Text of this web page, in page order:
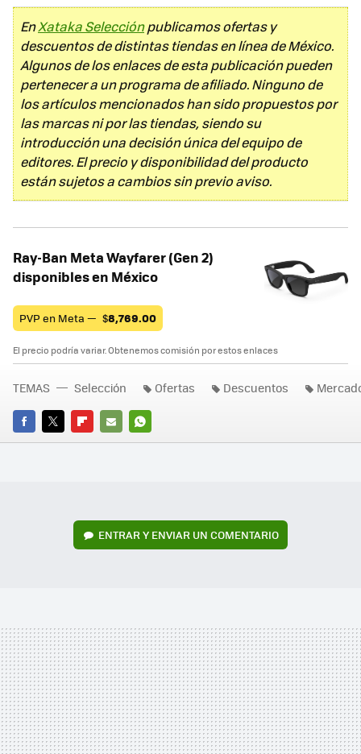
EnXataka Selecciónpublicamos ofertas y
descuentos de distintas tiendas en línea de México.
Algunos de los enlaces de esta publicación pueden
pertenecer a un programa de afiliado. Ninguno de
los artículos mencionados han sido propuestos por
las marcas ni por las tiendas, siendo su
introducción una decisión única del equipo de
editores. El precio y disponibilidad del producto
están sujetos a cambios sin previo aviso.
Ray-Ban Meta Wayfarer (Gen 2)
disponibles en México
PVP en Meta — $8,769.00
El precio podría variar. Obtenemos comisión por estos enlaces
FACEBOOK
TWITTERFLIPBOARD
E-
WHATSAPP
TEMAS Selección Ofertas Descuentos
ENTRAR Y ENVIAR UN COMENTARIO